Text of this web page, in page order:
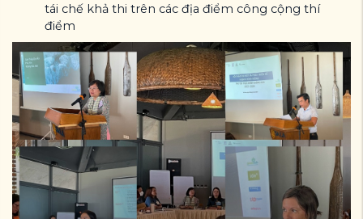
tái chế khả thi trên các địa điểm công cộng thí
điểm